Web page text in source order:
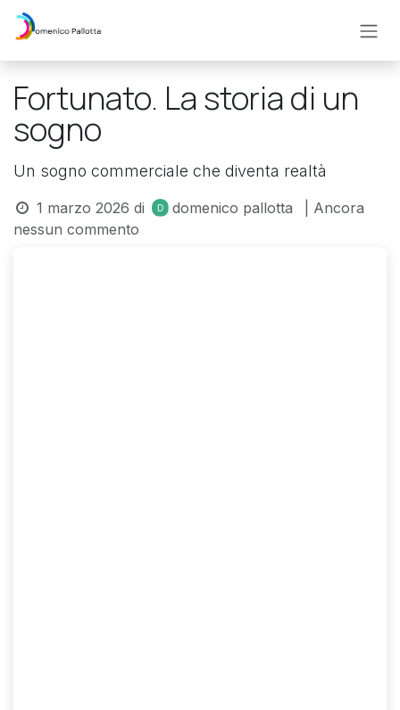
Passa al contenuto
Fortunato. La storia di un
sogno
Un sogno commerciale che diventa realtà
1 marzo 2026 di domenico pallotta
| Ancora
nessun commento